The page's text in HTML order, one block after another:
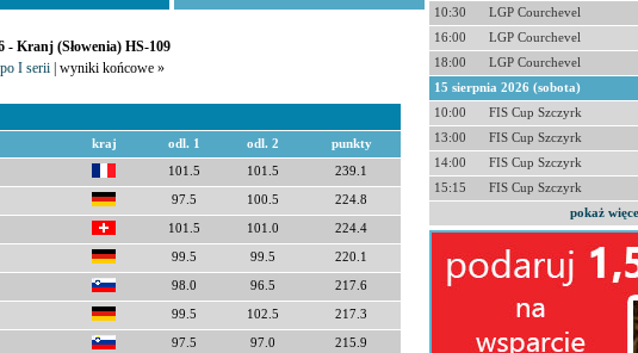
- Kranj (Słowenia) HS-109
I serii| wyniki końcowe »
kraj odl. 1 odl. 2 punkty
101.5 101.5 239.1
97.5 100.5 224.8
101.5 101.0 224.4
99.5 99.5 220.1
98.0 96.5 217.6
99.5 102.5 217.3
97.5 97.0 215.9
10:30
LGP Courchevel
16:00
LGP Courchevel
18:00
LGP Courchevel
15 sierpnia 2026 (sobota)
10:00
FIS Cup Szczyrk
13:00
FIS Cup Szczyrk
14:00
FIS Cup Szczyrk
15:15
FIS Cup Szczyrk
pokaż